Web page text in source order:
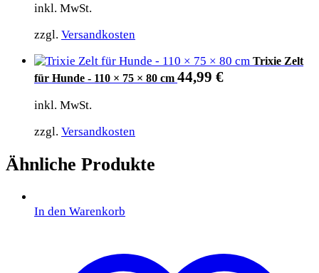
inkl. MwSt.
zzgl. Versandkosten
Trixie Zelt
für Hunde - 110 × 75 × 80 cm 44,99 €
inkl. MwSt.
zzgl. Versandkosten
Ähnliche Produkte
In den Warenkorb